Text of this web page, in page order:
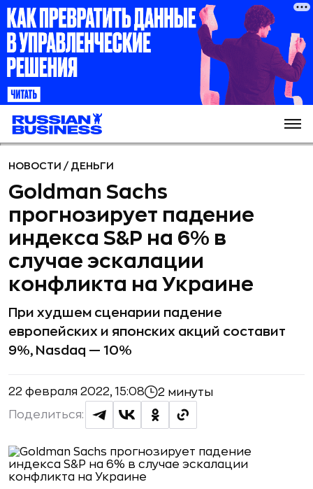
НОВОСТИ / ДЕНЬГИ
Goldman Sachs
прогнозирует падение
индекса S&P на 6% в
случае эскалации
конфликта на Украине
При худшем сценарии падение
европейских и японских акций составит
9%, Nasdaq — 10%
22 февраля 2022, 15:08 2 минуты
Поделиться: